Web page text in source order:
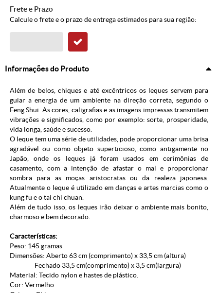
Frete e Prazo
Calcule o frete e o prazo de entrega estimados para sua região:
Informações do Produto
Além de belos, chiques e até excêntricos os leques servem para
guiar a energia de um ambiente na direção correta, segundo o
Feng Shui. As cores, caligrafias e as imagens impressas transmitem
vibrações e significados, como por exemplo: sorte, prosperidade,
vida longa, saúde e sucesso.
O leque tem uma série de utilidades, pode proporcionar uma brisa
agradável ou como objeto superticioso, como antigamente no
Japão, onde os leques já foram usados em cerimônias de
casamento, com a intenção de afastar o mal e proporcionar
sombra para as moças aristocratas ou da realeza japonesa.
Atualmente o leque é utilizado em danças e artes marcias como o
kung fu e o tai chi chuan.
Além de tudo isso, os leques irão deixar o ambiente mais bonito,
charmoso e bem decorado.
Características:
Peso: 145 gramas
Dimensões: Aberto 63 cm (comprimento) x 33,5 cm (altura)
Fechado 33,5 cm(comprimento) x 3,5 cm(largura)
Material: Tecido nylon e hastes de plástico.
Cor: Vermelho